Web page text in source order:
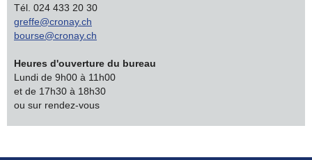
Tél. 024 433 20 30
greffe@cronay.ch
bourse@cronay.ch
Heures d'ouverture du bureau
Lundi de 9h00 à 11h00
et de 17h30 à 18h30
ou sur rendez-vous